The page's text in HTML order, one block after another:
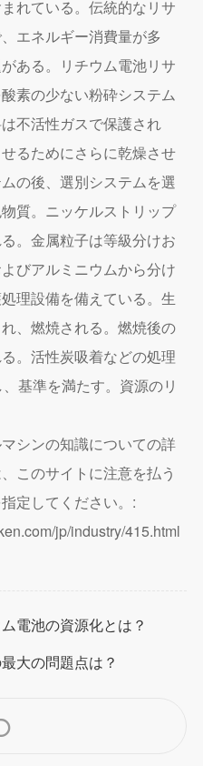
れている。伝統的なリサ
エネルギー消費量が多
ある。リチウム電池リサ
素の少ない粉砕システム
不活性ガスで保護され
るためにさらに乾燥させ
の後、選別システムを選
質。ニッケルストリップ
。金属粒子は等級分けお
びアルミニウムから分け
理設備を備えている。生
、燃焼される。燃焼後の
。活性炭吸着などの処理
基準を満たす。資源のリ
シンの知識についての詳
このサイトに注意を払う
定してください。:
jp/industry/415.html
電池の資源化とは？
大の問題点は？